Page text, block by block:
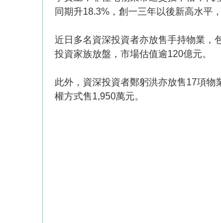
同期升18.3%，創一三年以後新高水平
近日多名資深投資者亦放售手持物業，
投資家族放盤，市場估值逾120億元。
此外，資深投資者鄭躬洪亦放售17項
權方式售1,950萬元。